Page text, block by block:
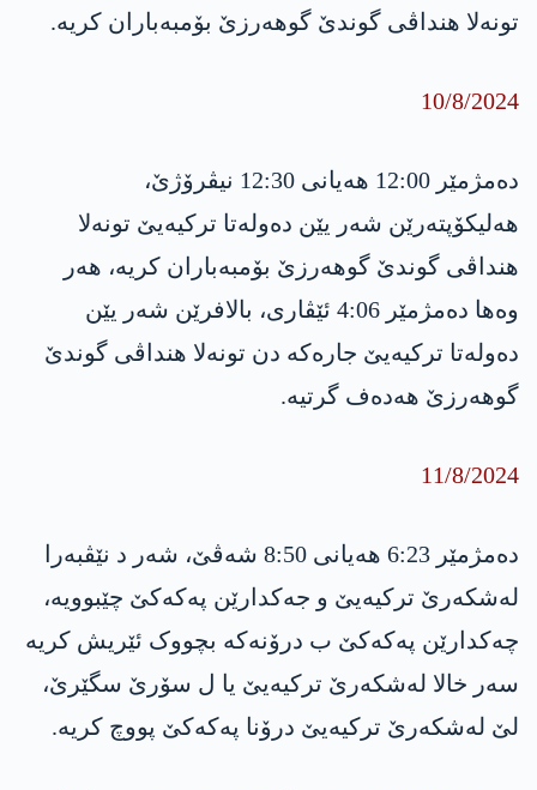
تونەلا هنداڤی گوندێ گوهەرزێ بۆمبەباران کریە.
10/8/2024
دەمژمێر 12:00 هەیانی 12:30 نیڤرۆژێ،
هەلیکۆپتەرێن شەر یێن دەولەتا ترکیەیێ تونەلا
هنداڤی گوندێ گوهەرزێ بۆمبەباران کریە، هەر
وەها دەمژمێر 4:06 ئێڤاری، بالافرێن شەر یێن
دەولەتا ترکیەیێ جارەکە دن تونەلا هنداڤی گوندێ
گوهەرزێ هەدەف گرتیە.
11/8/2024
دەمژمێر 6:23 هەیانی 8:50 شەڤێ، شەر د نێڤبەرا
لەشکەرێ ترکیەیێ و جەکدارێن پەکەکێ چێبوویە،
چەکدارێن پەکەکێ ب درۆنەکە بچووک ئێریش کریە
سەر خالا لەشکەرێ ترکیەیێ یا ل سۆرێ سگێرێ،
لێ لەشکەرێ ترکیەیێ درۆنا پەکەکێ پووچ کریە.